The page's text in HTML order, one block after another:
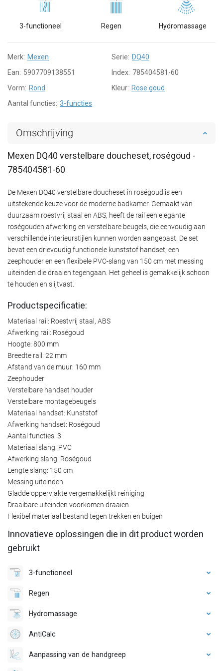
3-functioneel Regen Hydromassage
Merk: Mexen Serie: DQ40
Ean: 5907709138551 Index: 785404581-60
Vorm: Rond Kleur: Rose goud
Aantal functies: 3-functies
Omschrijving
Mexen DQ40 verstelbare doucheset, roségoud -
785404581-60
De Mexen DQ40 verstelbare doucheset in roségoud is een
uitstekende keuze voor de moderne badkamer. Gemaakt van
duurzaam roestvrij staal en ABS, heeft de rail een elegante
roségouden afwerking en verstelbare beugels, die eenvoudig aan
verschillende interieurstijlen kunnen worden aangepast. De set
bevat een drievoudig functionele kunststof handset, een
zeephouder en een flexibele PVC-slang van 150 cm met messing
uiteinden die draaien tegengaan. Het geheel is gemakkelijk schoon
te houden en slijtvast.
Productspecificatie:
Materiaal rail: Roestvrij staal, ABS
Afwerking rail: Roségoud
Hoogte: 800 mm
Breedte rail: 22 mm
Afstand van de muur: 160 mm
Zeephouder
Verstelbare handset houder
Verstelbare montagebeugels
Materiaal handset: Kunststof
Afwerking handset: Roségoud
Aantal functies: 3
Materiaal slang: PVC
Afwerking slang: Roségoud
Lengte slang: 150 cm
Messing uiteinden
Gladde oppervlakte vergemakkelijkt reiniging
Draaibare uiteinden voorkomen draaien
Flexibel materiaal bestand tegen trekken en buigen
Innovatieve oplossingen die in dit product worden
gebruikt
3-functioneel
Regen
Hydromassage
AntiCalc
Aanpassing van de handgreep